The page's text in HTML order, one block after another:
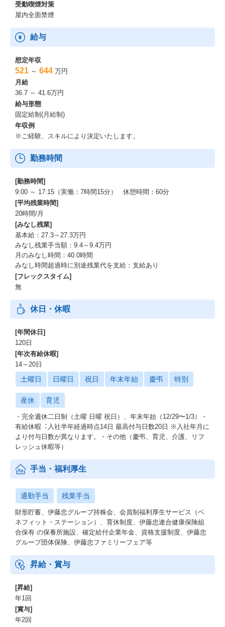
受動喫煙対策
屋内全面禁煙
給与
想定年収
521 ～ 644 万円
月給
36.7 ～ 41.6万円
給与形態
固定給制(月給制)
年収例
※ご経験、スキルにより決定いたします。
勤務時間
[勤務時間]
9:00 ～ 17:15（実働：7時間15分） 休憩時間：60分
[平均残業時間]
20時間/月
[みなし残業]
基本給：27.3～27.3万円
みなし残業手当額：9.4～9.4万円
月のみなし時間：40.0時間
みなし時間超過時に別途残業代を支給：支給あり
[フレックスタイム]
無
休日・休暇
[年間休日]
120日
[年次有給休暇]
14～20日
土曜日 日曜日 祝日 年末年始 慶弔 特別
産休 育児
・完全週休⼆⽇制（⼟曜 ⽇曜 祝⽇）、年末年始（12/29〜1/3）・
有給休暇︓⼊社半年経過時点14⽇ 最⾼付与⽇数20⽇ ※⼊社年⽉に
より付与⽇数が異なります。・その他（慶弔、育児、介護、リフ
レッシュ休暇等）
手当・福利厚生
通勤手当 残業手当
財形貯蓄、伊藤忠グループ持株会、会員制福利厚⽣サービス（ベ
ネフィット・ステーション）、育休制度、伊藤忠連合健康保険組
合保有 の保養所施設、確定給付企業年⾦、資格⽀援制度、伊藤忠
グループ団体保険、伊藤忠ファミリーフェア等
昇給・賞与
[昇給]
年1回
[賞与]
年2回